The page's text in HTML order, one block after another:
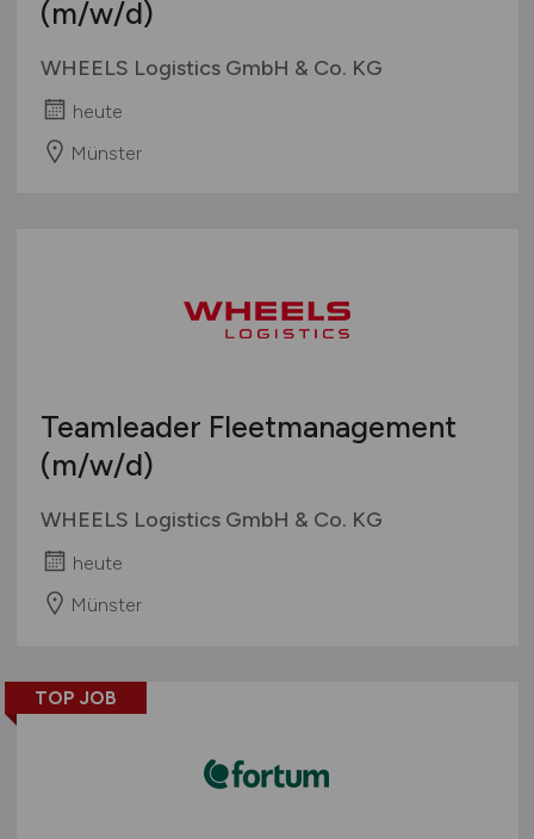
(m/w/d)
WHEELS Logistics GmbH & Co. KG
heute
Münster
Teamleader Fleetmanagement
(m/w/d)
WHEELS Logistics GmbH & Co. KG
heute
Münster
TOP JOB